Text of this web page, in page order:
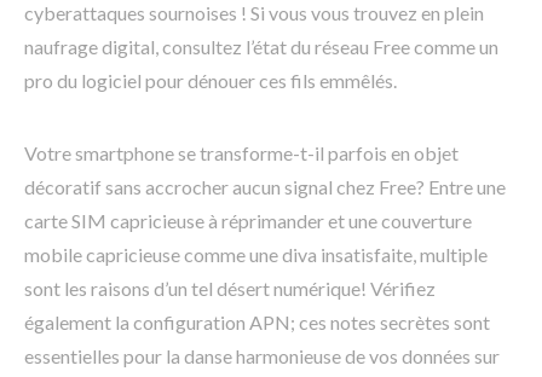
cyberattaques sournoises ! Si vous vous trouvez en plein
naufrage digital, consultez l’état du réseau Free comme un
pro du logiciel pour dénouer ces fils emmêlés.
Votre smartphone se transforme-t-il parfois en objet
décoratif sans accrocher aucun signal chez Free? Entre une
carte SIM capricieuse à réprimander et une couverture
mobile capricieuse comme une diva insatisfaite, multiple
sont les raisons d’un tel désert numérique! Vérifiez
également la configuration APN; ces notes secrètes sont
essentielles pour la danse harmonieuse de vos données sur